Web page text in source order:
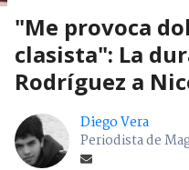
"Me provoca
clasista": La
Rodríguez a
Diego Vera
Periodista de